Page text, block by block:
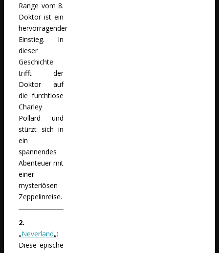
Range vom 8.
Doktor ist ein
hervorragender
Einstieg. In
dieser
Geschichte
trifft der
Doktor auf
die furchtlose
Charley
Pollard und
stürzt sich in
ein
spannendes
Abenteuer mit
einer
mysteriösen
Zeppelinreise.
2.
„Neverland„:
Diese epische